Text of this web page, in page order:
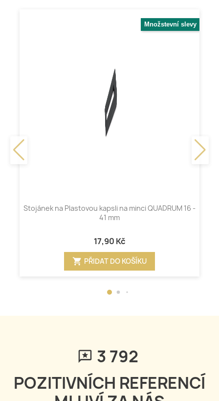
Množstevní slevy
Stojánek na Plastovou kapsli na minci QUADRUM 16 -
41 mm
17,90 Kč
shopping_cart PŘIDAT DO KOŠÍKU
3 792
POZITIVNÍCH REFERENCÍ